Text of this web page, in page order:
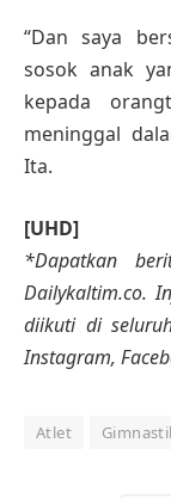
“Dan saya
sosok anak
kepada
meninggal
Ita.
[UHD]
*Dapatkan
Dailykaltim.co.
diikuti di
Instagram,
Atlet